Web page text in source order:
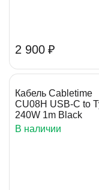
2 900 ₽
Кабель Cabletime
CU08H USB-C to
240W 1m Black
В наличии